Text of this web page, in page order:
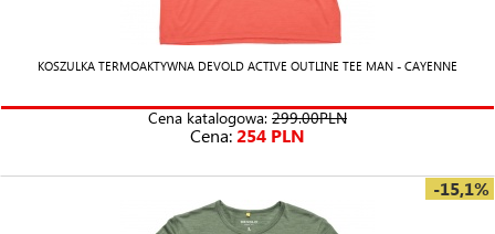
KOSZULKA TERMOAKTYWNA DEVOLD ACTIVE OUTLINE TEE MAN - CAYENNE
Cena katalogowa: 299.00PLN
Cena:254 PLN
-15,1%